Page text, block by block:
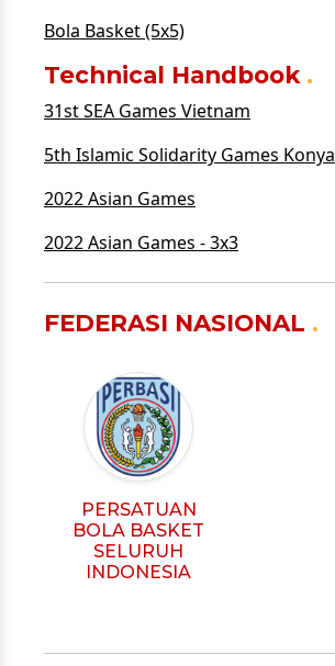
Bola Basket (5x5)
Technical Handbook
31st SEA Games Vietnam
5th Islamic Solidarity Games Konya
2022 Asian Games
2022 Asian Games - 3x3
FEDERASI NASIONAL
PERSATUAN
BOLA BASKET
SELURUH
INDONESIA